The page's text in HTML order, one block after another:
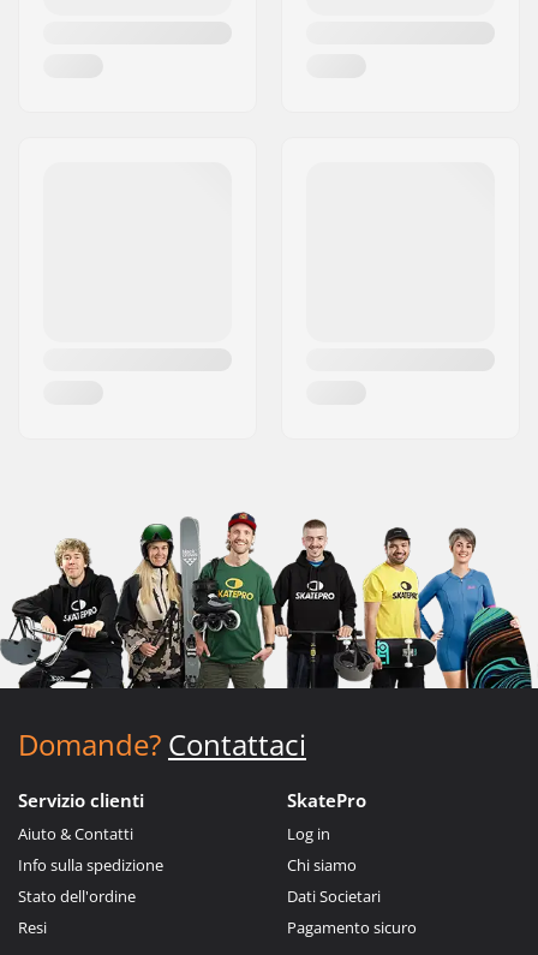
Domande? Contattaci
Servizio clienti
Aiuto & Contatti
Info sulla spedizione
Stato dell'ordine
Resi
SkatePro
Log in
Chi siamo
Dati Societari
Pagamento sicuro